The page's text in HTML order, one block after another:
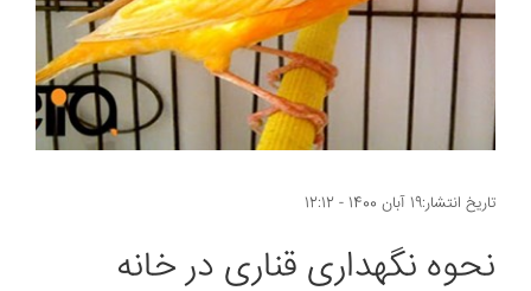
تاریخ انتشار:19 آبان 1400 - 12:12
نحوه نگهداری قناری در خانه